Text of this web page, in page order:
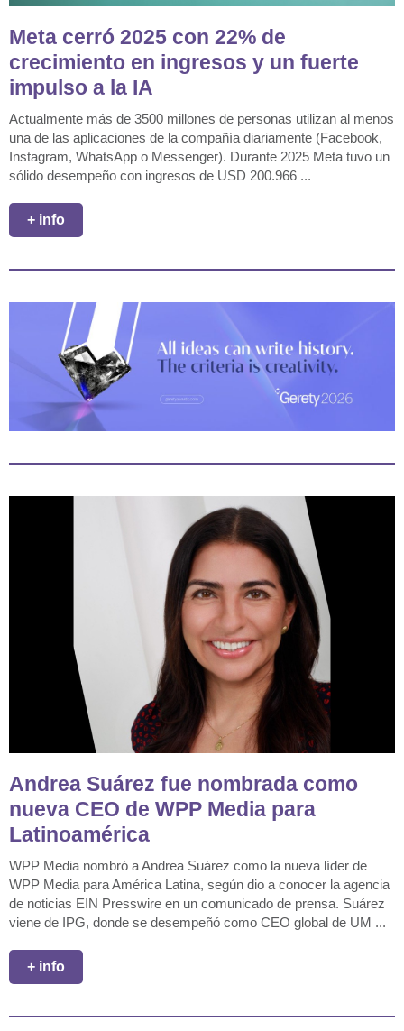
Meta cerró 2025 con 22% de
crecimiento en ingresos y un fuerte
impulso a la IA
Actualmente más de 3500 millones de personas utilizan al menos
una de las aplicaciones de la compañía diariamente (Facebook,
Instagram, WhatsApp o Messenger). Durante 2025 Meta tuvo un
sólido desempeño con ingresos de USD 200.966 ...
+ info
Andrea Suárez fue nombrada como
nueva CEO de WPP Media para
Latinoamérica
WPP Media nombró a Andrea Suárez como la nueva líder de
WPP Media para América Latina, según dio a conocer la agencia
de noticias EIN Presswire en un comunicado de prensa. Suárez
viene de IPG, donde se desempeñó como CEO global de UM ...
+ info